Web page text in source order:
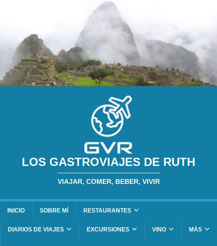
LOS GASTROVIAJES DE RUTH
VIAJAR, COMER, BEBER, VIVIR
INICIO SOBRE MÍ RESTAURANTES
DIARIOS DE VIAJES EXCURSIONES VINO MÁS